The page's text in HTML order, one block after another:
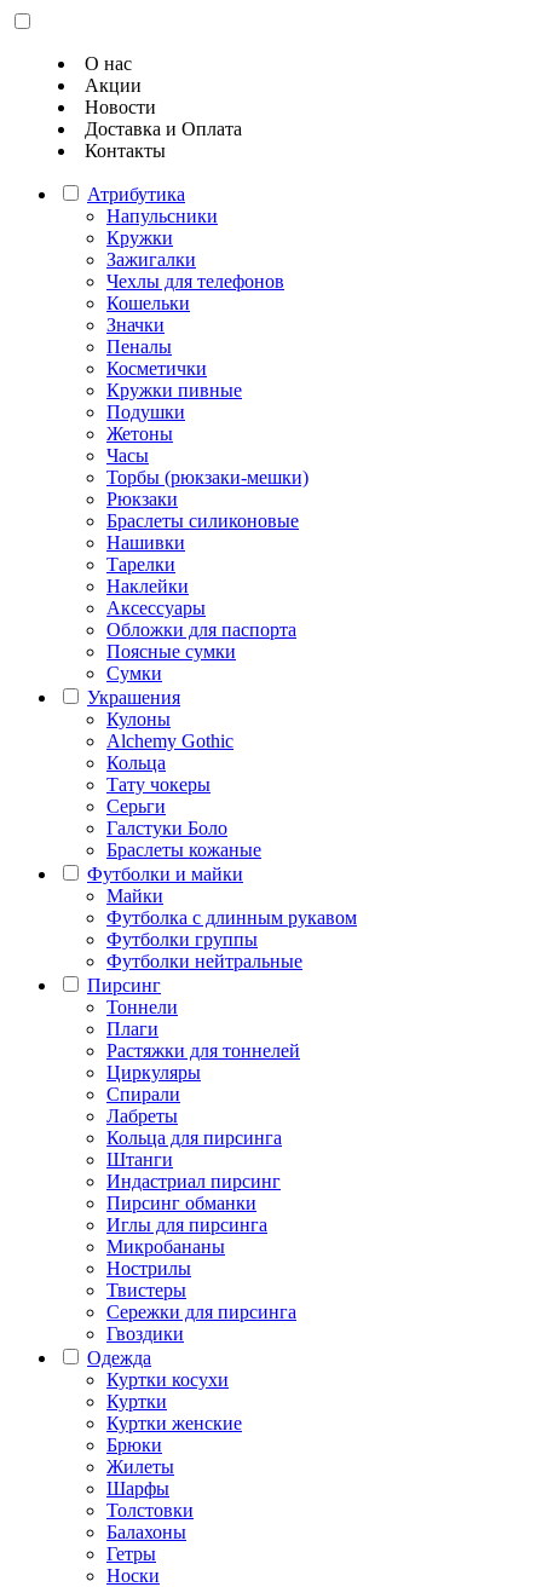
О нас
Акции
Новости
Доставка и Оплата
Контакты
Атрибутика
Напульсники
Кружки
Зажигалки
Чехлы для телефонов
Кошельки
Значки
Пеналы
Косметички
Кружки пивные
Подушки
Жетоны
Часы
Торбы (рюкзаки-мешки)
Рюкзаки
Браслеты силиконовые
Нашивки
Тарелки
Наклейки
Аксессуары
Обложки для паспорта
Поясные сумки
Сумки
Украшения
Кулоны
Alchemy Gothic
Кольца
Тату чокеры
Серьги
Галстуки Боло
Браслеты кожаные
Футболки и майки
Майки
Футболка с длинным рукавом
Футболки группы
Футболки нейтральные
Пирсинг
Тоннели
Плаги
Растяжки для тоннелей
Циркуляры
Спирали
Лабреты
Кольца для пирсинга
Штанги
Индастриал пирсинг
Пирсинг обманки
Иглы для пирсинга
Микробананы
Нострилы
Твистеры
Сережки для пирсинга
Гвоздики
Одежда
Куртки косухи
Куртки
Куртки женские
Брюки
Жилеты
Шарфы
Толстовки
Балахоны
Гетры
Носки